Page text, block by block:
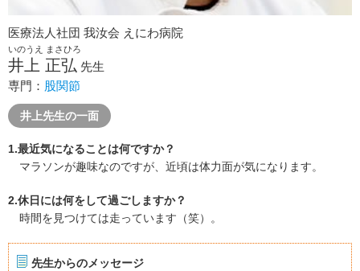
医療法人社団 我汝会 えにわ病院
いのうえ まさひろ
井上 正弘 先生
専門： 股関節
井上先生の一面
1.最近気になることは何ですか？
マラソンが趣味なのですが、近頃は体力面が気になります。
2.休日には何をして過ごしますか？
時間を見つけては走っています（笑）。
先生からのメッセージ